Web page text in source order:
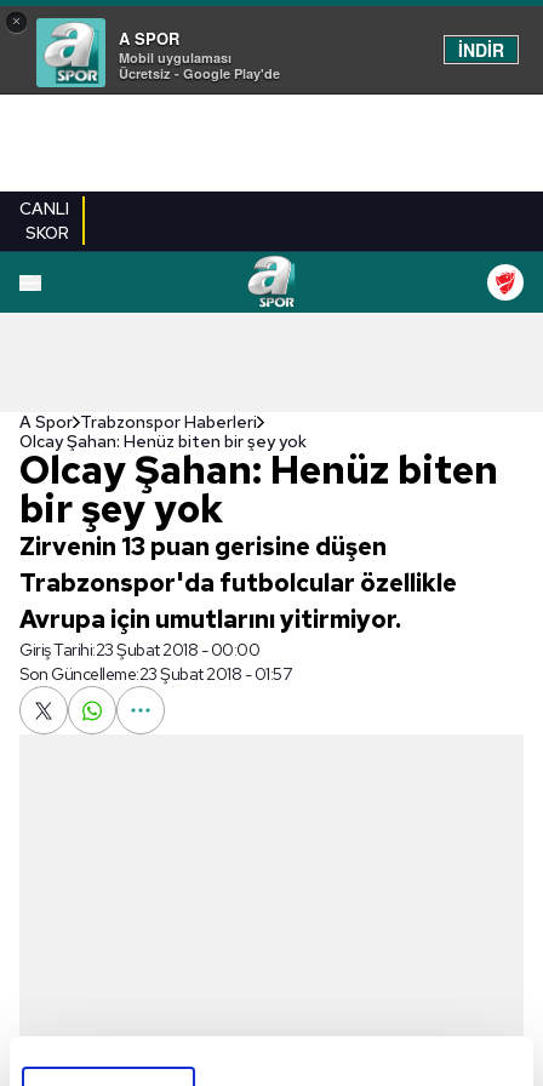
×
A SPOR
Mobil uygulaması
Ücretsiz - Google Play'de
İNDİR
CANLI
SKOR
A Spor Trabzonspor Haberleri
Olcay Şahan: Henüz biten bir şey yok
Olcay Şahan: Henüz biten
bir şey yok
Zirvenin 13 puan gerisine düşen
Trabzonspor'da futbolcular özellikle
Avrupa için umutlarını yitirmiyor.
Giriş Tarihi:23 Şubat 2018 - 00:00
Son Güncelleme:23 Şubat 2018 - 01:57